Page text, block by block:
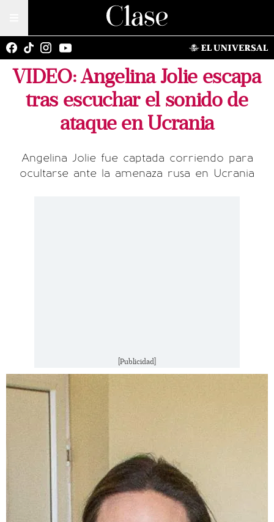
VIDEO: Angelina Jolie escapa
tras escuchar el sonido de
ataque en Ucrania
Angelina Jolie fue captada corriendo para
ocultarse ante la amenaza rusa en Ucrania
[Publicidad]